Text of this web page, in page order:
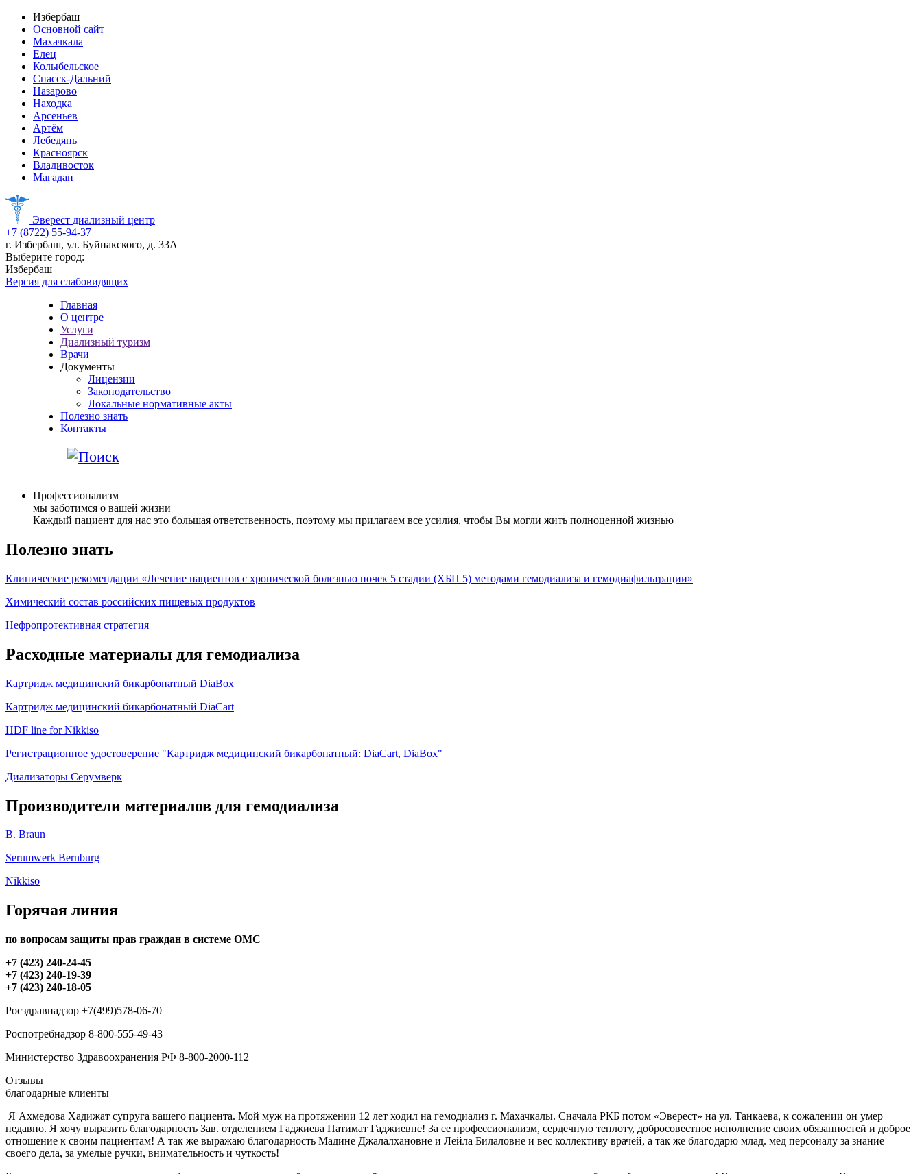
Избербаш
Основной сайт
Махачкала
Елец
Колыбельское
Спасск-Дальний
Назарово
Находка
Арсеньев
Артём
Лебедянь
Красноярск
Владивосток
Магадан
Эверест диализный центр
+7 (8722) 55-94-37
г. Избербаш, ул. Буйнакского, д. 33А
Выберите город:
Избербаш
Версия для слабовидящих
Главная
О центре
Услуги
Диализный туризм
Врачи
Документы
Лицензии
Законодательство
Локальные нормативные акты
Полезно знать
Контакты
Профессионализм
мы заботимся о вашей жизни
Каждый пациент для нас это большая ответственность, поэтому мы прилагаем все усилия, чтобы Вы могли жить полноценной жизнью
Полезно знать
Клинические рекомендации «Лечение пациентов с хронической болезнью почек 5 стадии (ХБП 5) методами гемодиализа и гемодиафильтрации»
Химический состав российских пищевых продуктов
Нефропротективная стратегия
Расходные материалы для гемодиализа
Картридж медицинский бикарбонатный DiaBox
Картридж медицинский бикарбонатный DiaCart
HDF line for Nikkiso
Регистрационное удостоверение "Картридж медицинский бикарбонатный: DiaCart, DiaBox"
Диализаторы Серумверк
Производители материалов для гемодиализа
B. Braun
Serumwerk Bernburg
Nikkiso
Горячая линия
по вопросам защиты прав граждан в системе ОМС
+7 (423) 240-24-45
+7 (423) 240-19-39
+7 (423) 240-18-05
Росздравнадзор +7(499)578-06-70
Роспотребнадзор 8-800-555-49-43
Министерство Здравоохранения РФ 8-800-2000-112
Отзывы
благодарные клиенты
Я Ахмедова Хадижат супруга вашего пациента. Мой муж на протяжении 12 лет ходил на гемодиализ г. Махачкалы. Сначала РКБ потом «Эверест» на ул. Танкаева, к сожалении он умер
недавно. Я хочу выразить благодарность Зав. отделением Гаджиева Патимат Гаджиевне! За ее профессионализм, сердечную теплоту, добросовестное исполнение своих обязанностей и доброе
отношение к своим пациентам! А так же выражаю благодарность Мадине Джалалхановне и Лейла Билаловне и вес коллективу врачей, а так же благодарю млад. мед персоналу за знание
своего дела, за умелые ручки, внимательность и чуткость!